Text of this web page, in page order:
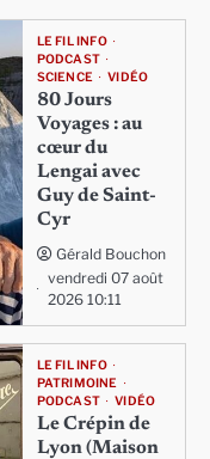
LE FIL INFO
PODCAST
SCIENCE
VIDÉO
80 Jours
Voyages : au
cœur du
Lengai avec
Guy de Saint-
Cyr
Gérald Bouchon
vendredi 07 août
2026 10:11
LE FIL INFO
PATRIMOINE
PODCAST
VIDÉO
Le Crépin de
Lyon (Maison